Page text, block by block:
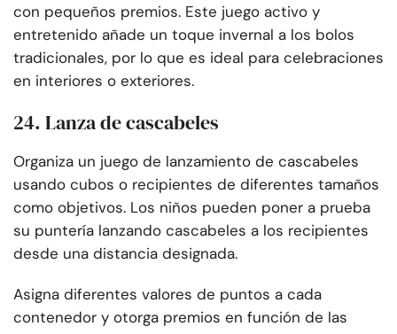
con pequeños premios. Este juego activo y
entretenido añade un toque invernal a los bolos
tradicionales, por lo que es ideal para celebraciones
en interiores o exteriores.
24. Lanza de cascabeles
Organiza un juego de lanzamiento de cascabeles
usando cubos o recipientes de diferentes tamaños
como objetivos. Los niños pueden poner a prueba
su puntería lanzando cascabeles a los recipientes
desde una distancia designada.
Asigna diferentes valores de puntos a cada
contenedor y otorga premios en función de las